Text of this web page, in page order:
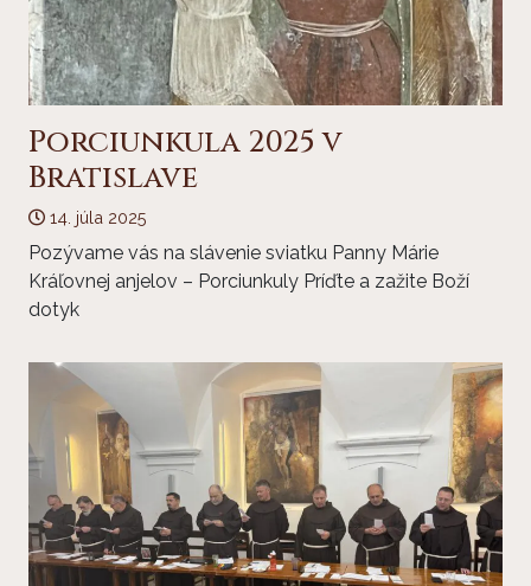
Porciunkula 2025 v
Bratislave
14. júla 2025
Pozývame vás na slávenie sviatku Panny Márie
Kráľovnej anjelov – Porciunkuly Príďte a zažite Boží
dotyk